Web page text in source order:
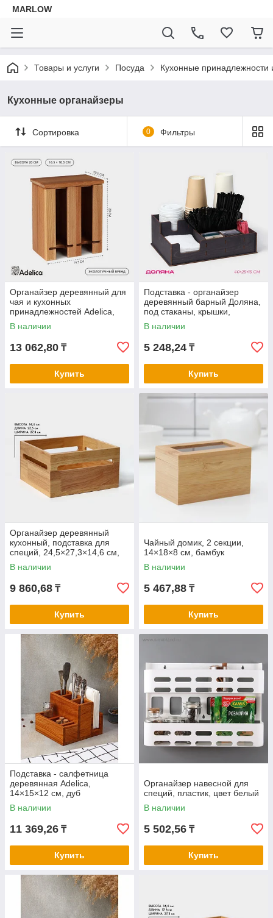
MARLOW
Товары и услуги Посуда Кухонные принадлежности
Кухонные органайзеры
Сортировка 0 Фильтры
Органайзер деревянный для
чая и кухонных
принадлежностей Adelica,
16,5×20×10,5 см, бук
В наличии
13 062,80 ₸
Купить
Подставка - органайзер
деревянный барный Доляна,
под стаканы, крышки,
трубочки, салфетки,
40×25×15 с ...
В наличии
5 248,24 ₸
Купить
Органайзер деревянный
кухонный, подставка для
специй, 24,5×27,3×14,6 см,
гевея
В наличии
9 860,68 ₸
Купить
Чайный домик, 2 секции,
14×18×8 см, бамбук
В наличии
5 467,88 ₸
Купить
Подставка - салфетница
деревянная Adelica,
14×15×12 см, дуб
В наличии
11 369,26 ₸
Купить
Органайзер навесной для
специй, пластик, цвет белый
В наличии
5 502,56 ₸
Купить